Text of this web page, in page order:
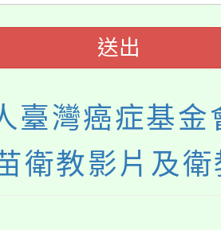
農教育專業人
送出
臺灣癌症基金
衛教影片及